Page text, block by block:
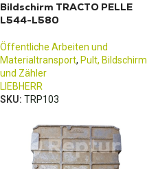
Bildschirm TRACTO PELLE
L544-L580
Öffentliche Arbeiten und
Materialtransport, Pult, Bildschirm
und Zähler
LIEBHERR
SKU: TRP103